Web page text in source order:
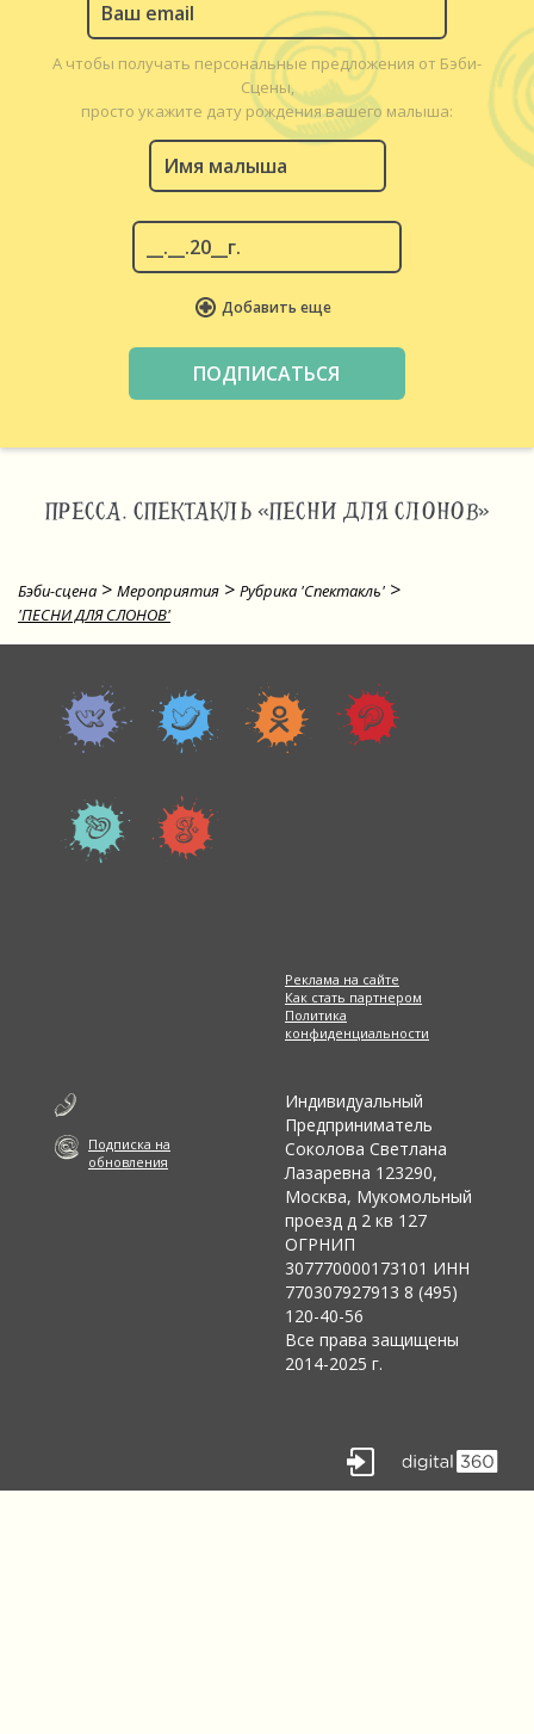
А чтобы получать персональные предложения от Бэби-
Сцены,
просто укажите дату рождения вашего малыша:
Добавить еще
ПРЕССА. СПЕКТАКЛЬ «ПЕСНИ ДЛЯ СЛОНОВ»
Бэби-сцена > Мероприятия > Рубрика 'Спектакль' >
'ПЕСНИ ДЛЯ СЛОНОВ'
Реклама на сайте
Как стать партнером
Политика
конфиденциальности
Подписка на
обновления
Индивидуальный
Предприниматель
Соколова Светлана
Лазаревна 123290,
Москва, Мукомольный
проезд д 2 кв 127
ОГРНИП
307770000173101 ИНН
770307927913 8 (495)
120-40-56
Все права защищены
2014-2025 г.